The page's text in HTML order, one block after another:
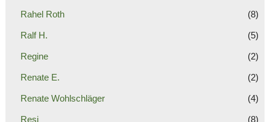
Rahel Roth (8)
Ralf H. (5)
Regine (2)
Renate E. (2)
Renate Wohlschläger (4)
Resi (8)